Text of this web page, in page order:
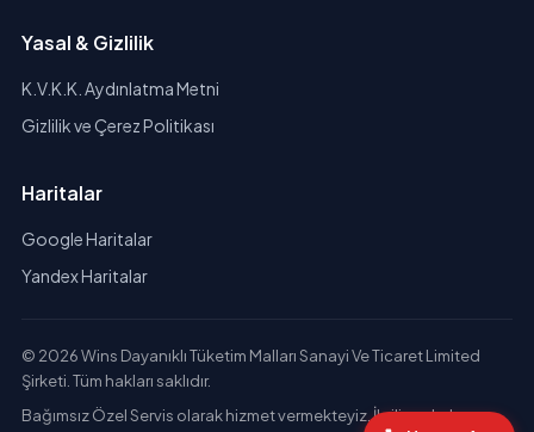
Yasal & Gizlilik
K.V.K.K. Aydınlatma Metni
Gizlilik ve Çerez Politikası
Haritalar
Google Haritalar
Yandex Haritalar
© 2026 Wins Dayanıklı Tüketim Malları Sanayi Ve Ticaret Limited
Şirketi. Tüm hakları saklıdır.
Bağımsız Özel Servis olarak hizmet vermekteyiz. İlgili markaların